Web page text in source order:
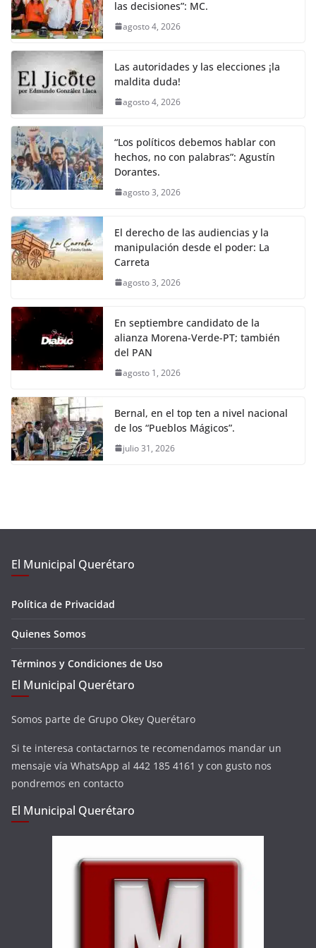
las decisiones”: MC.
agosto 4, 2026
Las autoridades y las elecciones ¡la
maldita duda!
agosto 4, 2026
“Los políticos debemos hablar con
hechos, no con palabras”: Agustín
Dorantes.
agosto 3, 2026
El derecho de las audiencias y la
manipulación desde el poder: La
Carreta
agosto 3, 2026
En septiembre candidato de la
alianza Morena-Verde-PT; también
del PAN
agosto 1, 2026
Bernal, en el top ten a nivel nacional
de los “Pueblos Mágicos”.
julio 31, 2026
El Municipal Querétaro
Política de Privacidad
Quienes Somos
Términos y Condiciones de Uso
El Municipal Querétaro
Somos parte de Grupo Okey Querétaro
Si te interesa contactarnos te recomendamos mandar un
mensaje vía WhatsApp al 442 185 4161 y con gusto nos
pondremos en contacto
El Municipal Querétaro